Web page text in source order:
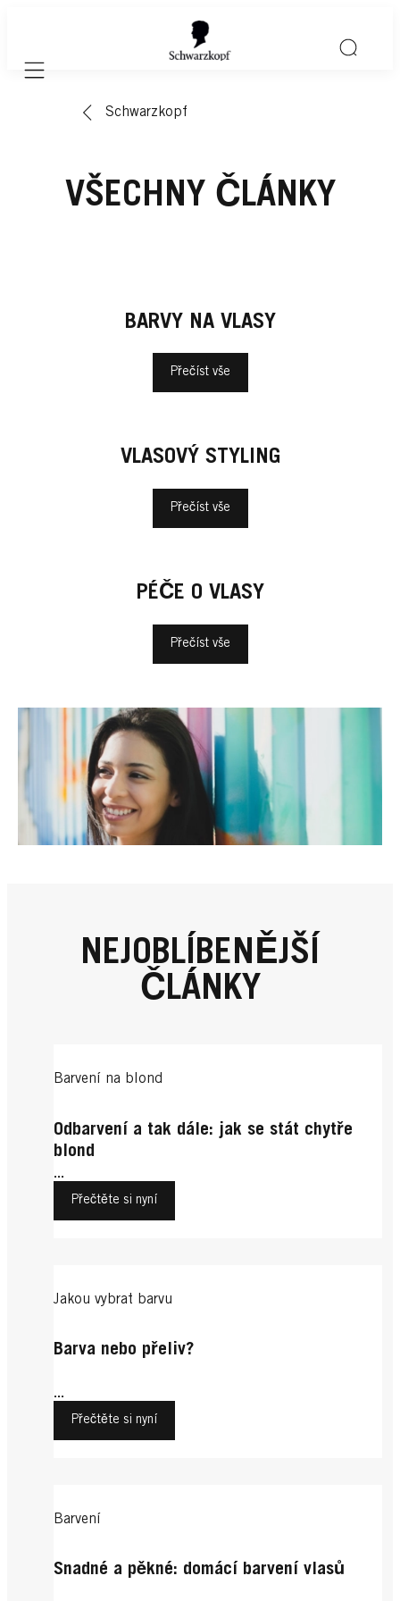
Mobile navigation
Schwarzkopf
VŠECHNY ČLÁNKY
BARVY NA VLASY
Přečíst vše
VLASOVÝ STYLING
Přečíst vše
PÉČE O VLASY
Přečíst vše
NEJOBLÍBENĚJŠÍ
ČLÁNKY
Barvení na blond
Odbarvení a tak dále: jak se stát chytře
blond
...
Přečtěte si nyní
Jakou vybrat barvu
Barva nebo přeliv?
...
Přečtěte si nyní
Barvení
Snadné a pěkné: domácí barvení vlasů